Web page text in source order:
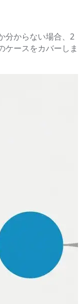
分からない場合、2
ケースをカバーしま